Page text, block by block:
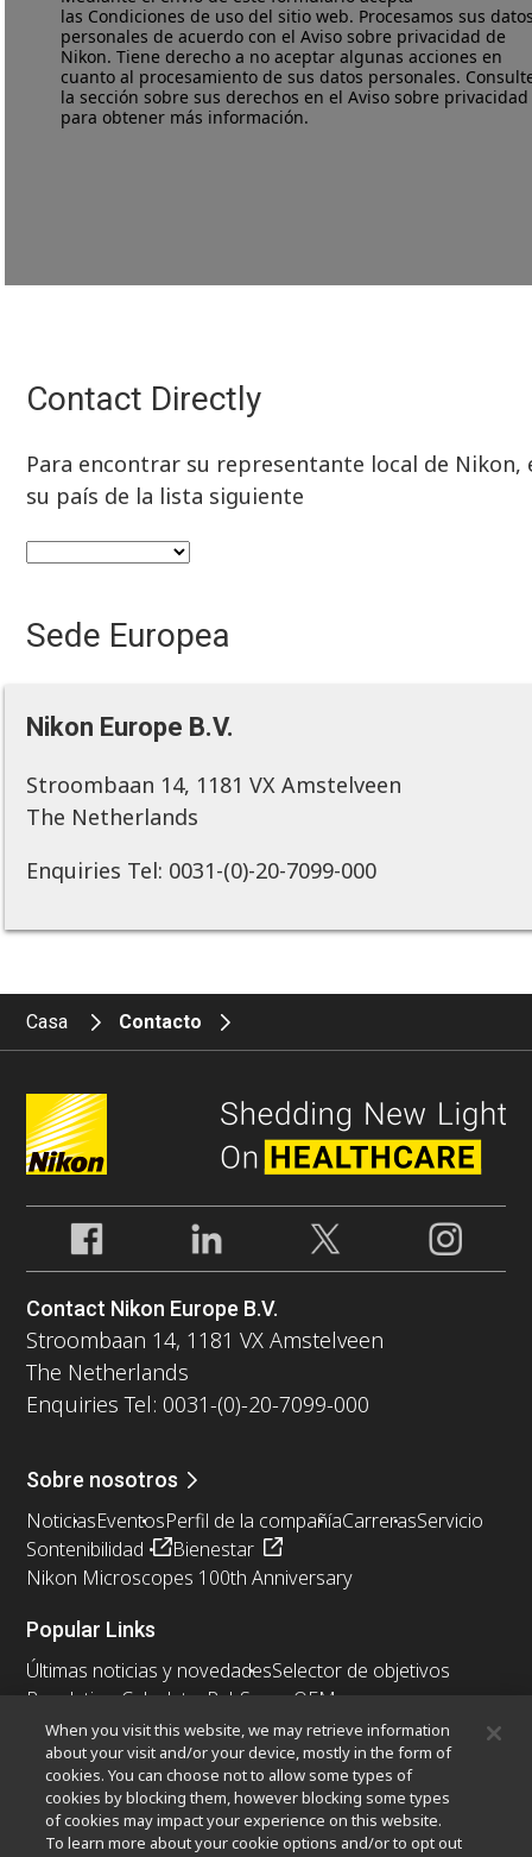
las Condiciones de uso del sitio web. Procesamos sus
personales de acuerdo con elAviso sobre privacidad de
Nikon. Tiene derecho a no aceptar algunas acciones en
cuanto al procesamiento de sus datos personales.
la sección sobre sus derechos en el Aviso sobre privacidad
para obtener más información.
Contact Directly
Para encontrar su representante local de Nikon,
su país de la lista siguiente
Sede Europea
Nikon Europe B.V.
Stroombaan 14, 1181 VX Amstelveen
The Netherlands
Enquiries Tel: 0031-(0)-20-7099-000
Casa Contacto
Contact Nikon Europe B.V.
Stroombaan 14, 1181 VX Amstelveen
The Netherlands
Enquiries Tel: 0031-(0)-20-7099-000
Sobre nosotros
NoticiasEventosPerfil de la compañíaCarrerasServicio
Sontenibilidad
Bienestar
Nikon Microscopes 100th Anniversary
Popular Links
Últimas noticias y novedadesSelector de objetivos
Resolution Calculator PubScope OEM
Nikon Small World
MicroscopyU
Otros Productos Nikon
Productos de imagen
Microscopía industrial y metrología
When you visit this website, we may retrieve information
about your visit and/or your device, mostly in the form of
cookies. You can choose not to allow some types of
cookies by blocking them, however blocking some types
of cookies may impact your experience on this website.
To learn more about your cookie options and/or to opt out